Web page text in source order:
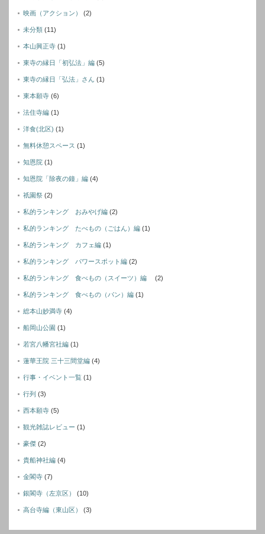
映画（アクション） (2)
未分類 (11)
本山興正寺 (1)
東寺の縁日「初弘法」編 (5)
東寺の縁日「弘法」さん (1)
東本願寺 (6)
法住寺編 (1)
洋食(北区) (1)
無料休憩スペース (1)
知恩院 (1)
知恩院「除夜の鐘」編 (4)
祇園祭 (2)
私的ランキング おみやげ編 (2)
私的ランキング たべもの（ごはん）編 (1)
私的ランキング カフェ編 (1)
私的ランキング パワースポット編 (2)
私的ランキング 食べもの（スイーツ）編 (2)
私的ランキング 食べもの（パン）編 (1)
総本山妙満寺 (4)
船岡山公園 (1)
若宮八幡宮社編 (1)
蓮華王院 三十三間堂編 (4)
行事・イベント一覧 (1)
行列 (3)
西本願寺 (5)
観光雑誌レビュー (1)
豪傑 (2)
貴船神社編 (4)
金閣寺 (7)
銀閣寺（左京区） (10)
高台寺編（東山区） (3)